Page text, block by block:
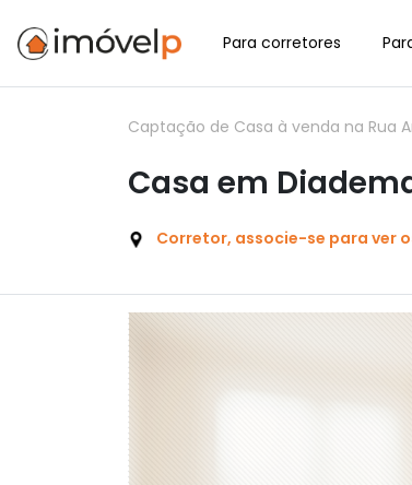
Para corretores
Captação de Casa à venda na Rua
Casa em
Corretor, associe-se para ver